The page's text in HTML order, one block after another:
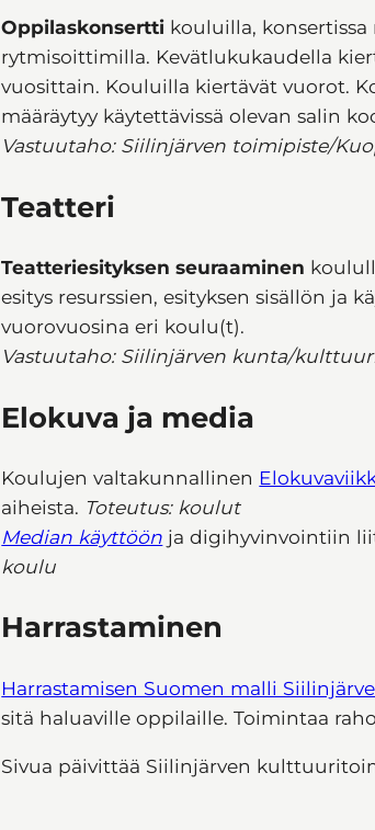
Oppilaskonsertti kouluilla,
rytmisoittimilla. Kevätlukukaudella
vuosittain. Kouluilla kiertävät vuorot.
määräytyy käytettävissä olevan salin
Vastuutaho: Siilinjärven toimipiste/
Teatteri
Teatteriesityksen seuraaminen
esitys resurssien, esityksen sisällön ja
vuorovuosina eri koulu(t).
Vastuutaho: Siilinjärven kunta/
Elokuva ja media
Koulujen valtakunnallinen
aiheista. Toteutus: koulut
Median käyttöön ja digihyvinvointiin
koulu
Harrastaminen
Harrastamisen Suomen malli
sitä haluaville oppilaille. Toimintaa
Sivua päivittää Siilinjärven